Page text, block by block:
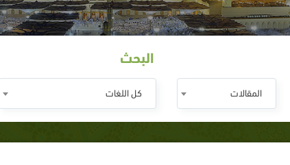
البحث
المقالات كل اللغات